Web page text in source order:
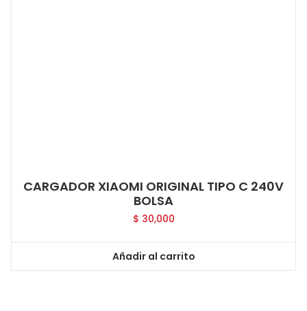
CARGADOR XIAOMI ORIGINAL TIPO C 240V
BOLSA
$ 30,000
Añadir al carrito